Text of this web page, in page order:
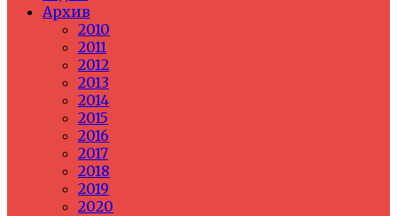
Архив
2010
2011
2012
2013
2014
2015
2016
2017
2018
2019
2020